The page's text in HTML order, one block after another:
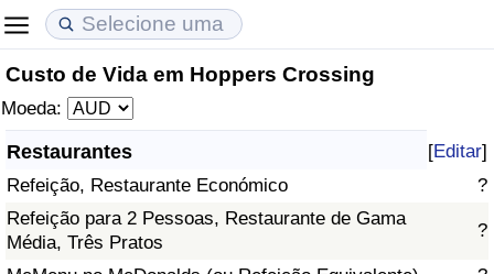
Custo de Vida em Hoppers Crossing
Moeda:
Restaurantes [Editar]
Refeição, Restaurante Económico
?
Refeição para 2 Pessoas, Restaurante de Gama
Média, Três Pratos
?
Custo de Vida
Indicador de Custo de Vida
Indicador de Custo de Vida Por País
Preços de Imóveis
Indicador de Preços de Imóveis
Indicador de Preços de Imóveis por País
Qualidade de Vida
Indicador de Qualidade de Vida (Atual)
Índice de qualidade de vida por país